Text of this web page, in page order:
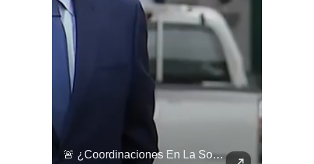
🚨 ¿Coordinaciones En La Sombra Para Blindar Una Candidatura Presidencial?